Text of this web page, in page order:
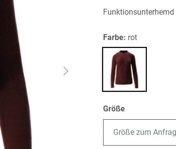
Farbe: rot
Größe
Größe zum